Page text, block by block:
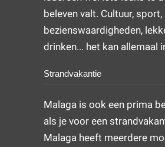
beleven valt. Cultuur, sport,
bezienswaardigheden,
drinken... het kan allemaal
Strandvakantie
Malaga is ook een prima
als je voor een
Malaga heeft meerdere